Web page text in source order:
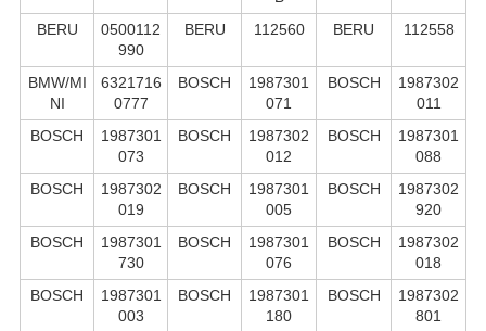
BERU
0500112
990
BERU 112560 BERU 112558
BMW/MI
NI
6321716
0777
BOSCH
1987301
071
BOSCH
1987302
011
BOSCH
1987301
073
BOSCH
1987302
012
BOSCH
1987301
088
BOSCH
1987302
019
BOSCH
1987301
005
BOSCH
1987302
920
BOSCH
1987301
730
BOSCH
1987301
076
BOSCH
1987302
018
BOSCH
1987301
003
BOSCH
1987301
180
BOSCH
1987302
801